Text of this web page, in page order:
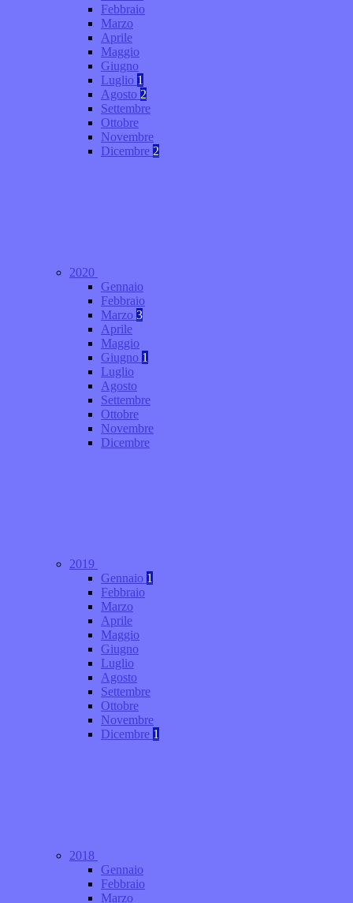
Febbraio
Marzo
Aprile
Maggio
Giugno
Luglio 1
Agosto 2
Settembre
Ottobre
Novembre
Dicembre 2
2020
Gennaio
Febbraio
Marzo 3
Aprile
Maggio
Giugno 1
Luglio
Agosto
Settembre
Ottobre
Novembre
Dicembre
2019
Gennaio 1
Febbraio
Marzo
Aprile
Maggio
Giugno
Luglio
Agosto
Settembre
Ottobre
Novembre
Dicembre 1
2018
Gennaio
Febbraio
Marzo